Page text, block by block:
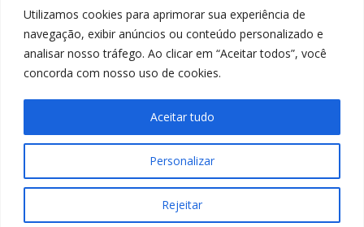
Utilizamos cookies para aprimorar sua experiência de
navegação, exibir anúncios ou conteúdo personalizado e
analisar nosso tráfego. Ao clicar em “Aceitar todos”, você
concorda com nosso uso de cookies.
Personalizar
Rejeitar
Aceitar tudo
Política
Todos os direitos reservados ao Informe Blumenau